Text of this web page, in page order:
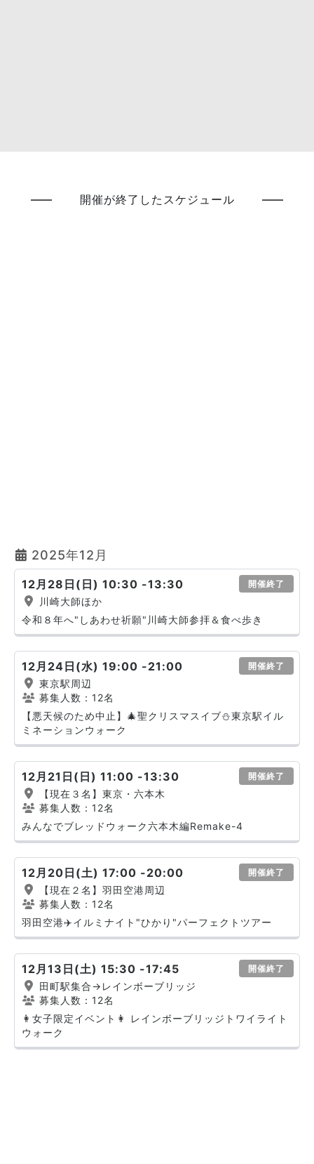
開催が終了したスケジュール
2025年12月
12月28日(日) 10:30 -13:30 開催終了
川崎大師ほか
令和８年へ"しあわせ祈願"川崎大師参拝＆食べ歩き
12月24日(水) 19:00 -21:00 開催終了
東京駅周辺
募集人数：12名
【悪天候のため中止】🎄聖クリスマスイブ⛄️東京駅イル
ミネーションウォーク
12月21日(日) 11:00 -13:30 開催終了
【現在３名】東京・六本木
募集人数：12名
みんなでブレッドウォーク六本木編Remake-4
12月20日(土) 17:00 -20:00 開催終了
【現在２名】羽田空港周辺
募集人数：12名
羽田空港✈️イルミナイト"ひかり"パーフェクトツアー
12月13日(土) 15:30 -17:45 開催終了
田町駅集合→レインボーブリッジ
募集人数：12名
👩女子限定イベント👩 レインボーブリッジトワイライト
ウォーク